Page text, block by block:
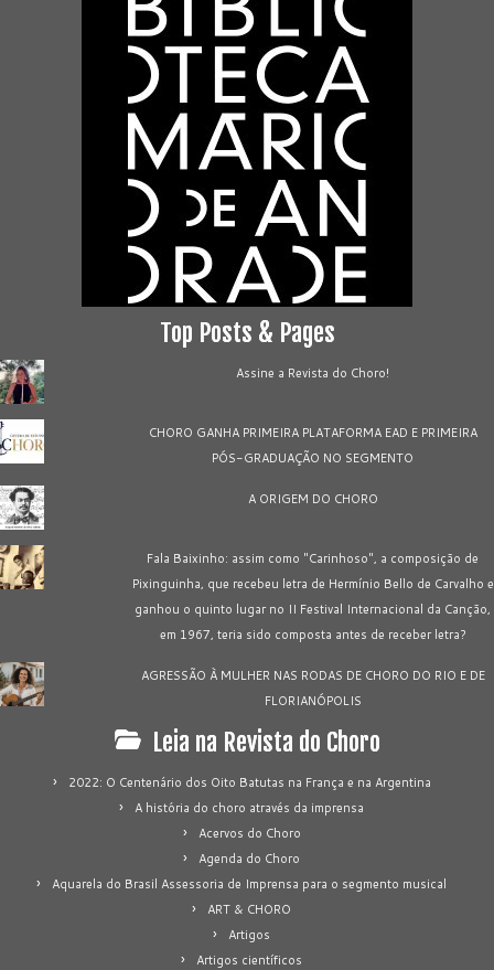
Top Posts & Pages
Assine a Revista do Choro!
CHORO GANHA PRIMEIRA PLATAFORMA EAD E PRIMEIRA
PÓS-GRADUAÇÃO NO SEGMENTO
A ORIGEM DO CHORO
Fala Baixinho: assim como "Carinhoso", a composição de
Pixinguinha, que recebeu letra de Hermínio Bello de Carvalho e
ganhou o quinto lugar no II Festival Internacional da Canção,
em 1967, teria sido composta antes de receber letra?
AGRESSÃO À MULHER NAS RODAS DE CHORO DO RIO E DE
FLORIANÓPOLIS
Leia na Revista do Choro
2022: O Centenário dos Oito Batutas na França e na Argentina
A história do choro através da imprensa
Acervos do Choro
Agenda do Choro
Aquarela do Brasil Assessoria de Imprensa para o segmento musical
ART & CHORO
Artigos
Artigos científicos